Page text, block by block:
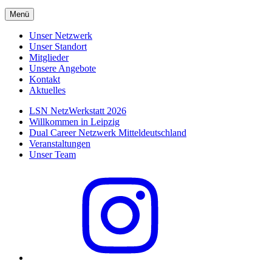
Menü
Unser Netzwerk
Unser Standort
Mitglieder
Unsere Angebote
Kontakt
Aktuelles
LSN NetzWerkstatt 2026
Willkommen in Leipzig
Dual Career Netzwerk Mitteldeutschland
Veranstaltungen
Unser Team